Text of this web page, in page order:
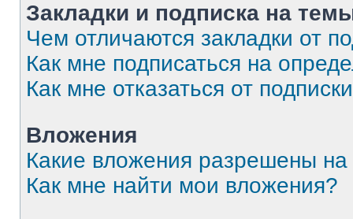
Закладки и подписка на
Чем отличаются закладки от
Как мне подписаться на
Как мне отказаться от
Вложения
Какие вложения разрешены
Как мне найти мои вложения?